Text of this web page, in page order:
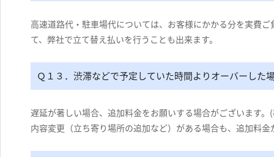
高速道路代・駐車場代については、お客様にかかる分を実費
て、弊社で立て替え払いを行うことも出来ます。
Ｑ１３．渋滞などで予定していた時間よりオーバーした
遅延が著しい場合、追加料金をお願いする場合がございます
内容変更（立ち寄り場所の追加など）がある場合も、追加料金